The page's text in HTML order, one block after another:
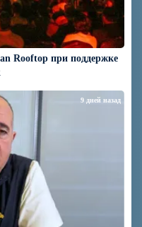
Rooftop при поддержке
9 дней назад